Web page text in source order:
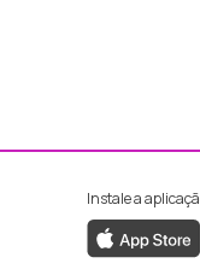
da RTP
da RTP
Instale a